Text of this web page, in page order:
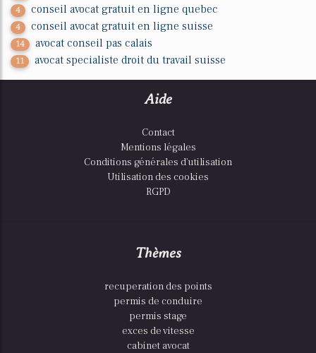
4 conseil avocat gratuit en ligne quebec
4 conseil avocat gratuit en ligne suisse
14 avocat conseil pas calais
11 avocat specialiste droit du travail suisse
Aide
Contact
Mentions légales
Conditions générales d'utilisation
Utilisation des cookies
RGPD
Thèmes
recuperation des points
permis de conduire
permis stage
exces de vitesse
cabinet avocat